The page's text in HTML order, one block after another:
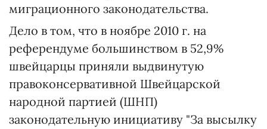
миграционного законодательства.
Дело в том, что в ноябре 2010 г. на
референдуме большинством в 52,9%
швейцарцы приняли выдвинутую
правоконсервативной Швейцарской
народной партией (ШНП)
законодательную инициативу "За высылку